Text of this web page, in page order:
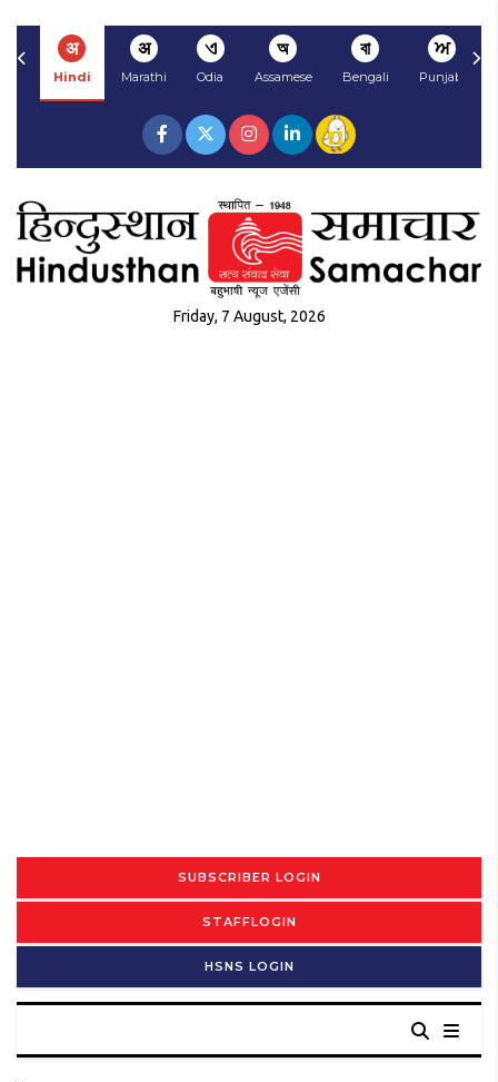
अ
Hindi
अ
Marathi
ଏ
Odia
অ
Assamese
বা
Bengali
ਅ
Punjabi
Friday, 7 August, 2026
SUBSCRIBER LOGIN
STAFFLOGIN
HSNS LOGIN